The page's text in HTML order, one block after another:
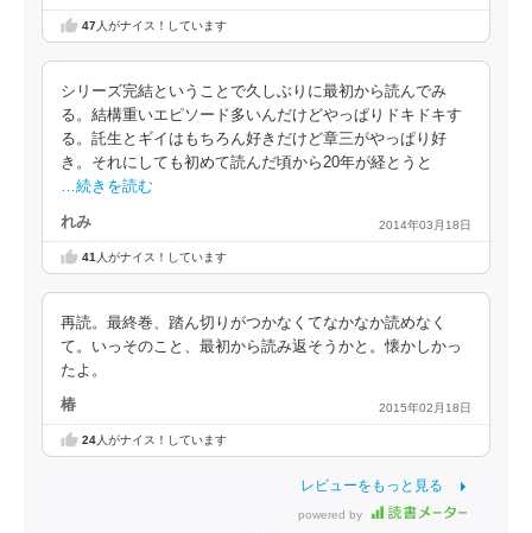
47人がナイス！しています
シリーズ完結ということで久しぶりに最初から読んでみ
る。結構重いエピソード多いんだけどやっぱりドキドキす
る。託生とギイはもちろん好きだけど章三がやっぱり好
き。それにしても初めて読んだ頃から20年が経とうと
…続きを読む
れみ 2014年03月18日
41 人がナイス！しています
再読。最終巻、踏ん切りがつかなくてなかなか読めなく
て。いっそのこと、最初から読み返そうかと。懐かしかっ
たよ。
椿 2015年02月18日
24人がナイス！しています
レビューをもっと見る
powered by